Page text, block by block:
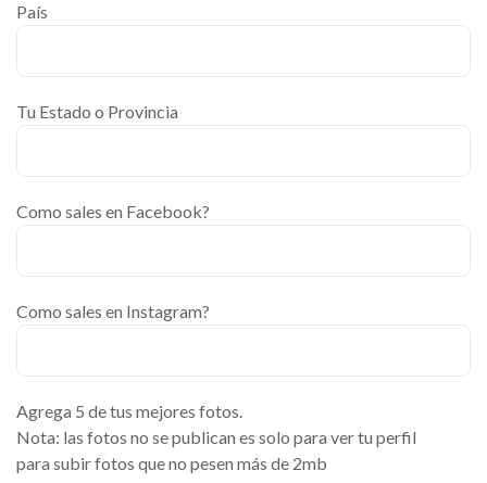
País
Tu Estado o Provincia
Como sales en Facebook?
Como sales en Instagram?
Agrega 5 de tus mejores fotos.
Nota: las fotos no se publican es solo para ver tu perfil
para subir fotos que no pesen más de 2mb